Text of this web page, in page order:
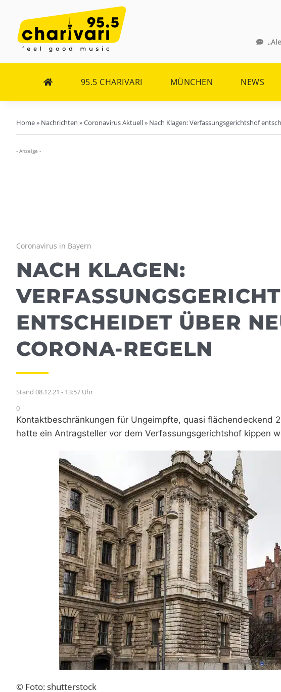
Inhalt
springen
95.5 CHARIVARI MÜNCHEN NEWS
Home» Nachrichten »Coronavirus Aktuell» Nach Klagen: Verfassungsgerichtshof
- Anzeige -
Coronavirus in Bayern
NACH KLAGEN:
ENTSCHEIDET ÜBER
CORONA-REGELN
Stand 08.12.21 - 13:57 Uhr
0
Kontaktbeschränkungen für Ungeimpfte, quasi flächendeckend
hatte ein Antragsteller vor dem Verfassungsgerichtshof kippen
© Foto: shutterstock